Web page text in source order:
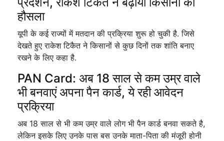
हौसला
यूपी के कई राज्यों में मतदान की प्रक्रिया शुरू हो चुकी है. जिसे
देखते हुए राकेश टिकैत ने किसानों से कुछ दिनों तक शांति बनाए
रखने के लिए कहा है.
PAN Card: अब 18 साल से कम उम्र वाले
भी बनवाएं अपना पैन कार्ड, ये रही आवेदन
प्रक्रिया
अब 18 साल से भी कम उम्र वाले लोग भी पैन कार्ड बनवा सकते है,
लेकिन इसके लिए उनके पास बस उनके माता-पिता की मंजूरी होनी